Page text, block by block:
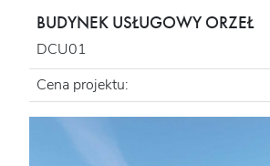
BUDYNEK USŁUGOWY ORZEŁ
DCU01
Cena projektu: